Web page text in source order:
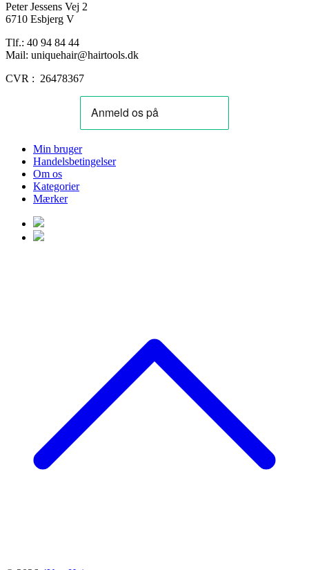
Peter Jessens Vej 2
6710 Esbjerg V
Tlf.: 40 94 84 44
Mail: uniquehair@hairtools.dk
CVR : 26478367
Min bruger
Handelsbetingelser
Om os
Kategorier
Mærker